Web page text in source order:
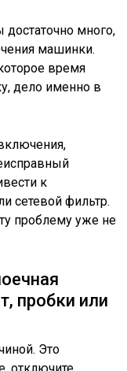
много,
машинки.
время
дело именно в
к
сетевой фильтр.
проблему уже не
пробки или
Это